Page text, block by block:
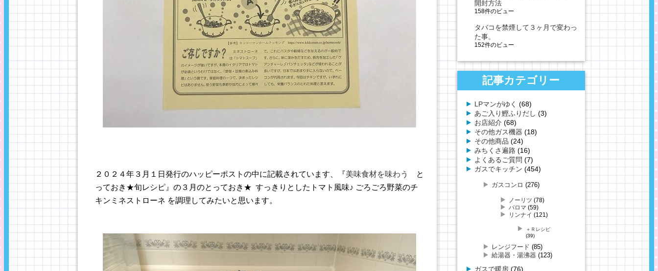
２０２４年３月１日発行のハッピーポストの中に記載されています、『美味食材を味わう
と
っておき★旬レシピ』の３月のとっておき★ すっきりとしたトマト風味♪ ごろごろ野菜のチ
キンミネストローネ を調理してみたいと思います。
開封方法
158件のビュー
タバコを禁煙して３ヶ月で変わっ
た事。
152件のビュー
記事カテゴリー
LPマンがゆく (68)
あご入り鰹ふりだし (3)
お店紹介 (68)
その他ガス機器 (18)
その他商品 (24)
みちくさ遍路 (16)
よくあるご質問 (7)
ガスでキッチン (454)
ガスコンロ (276)
ノーリツ (78)
パロマ (59)
リンナイ (121)
＋Ｒレシピ
(39)
レンジフード (85)
給湯器・湯沸器 (123)
ガスで暖房(76)